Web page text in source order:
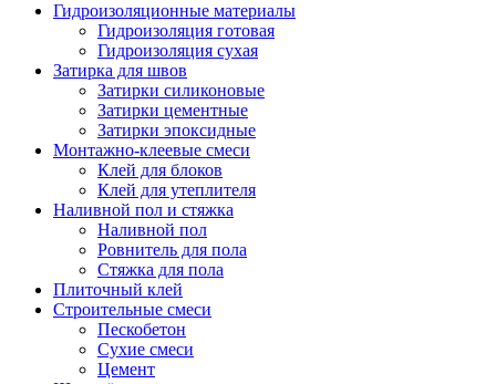
Гидроизоляционные материалы
Гидроизоляция готовая
Гидроизоляция сухая
Затирка для швов
Затирки силиконовые
Затирки цементные
Затирки эпоксидные
Монтажно-клеевые смеси
Клей для блоков
Клей для утеплителя
Наливной пол и стяжка
Наливной пол
Ровнитель для пола
Стяжка для пола
Плиточный клей
Строительные смеси
Пескобетон
Сухие смеси
Цемент